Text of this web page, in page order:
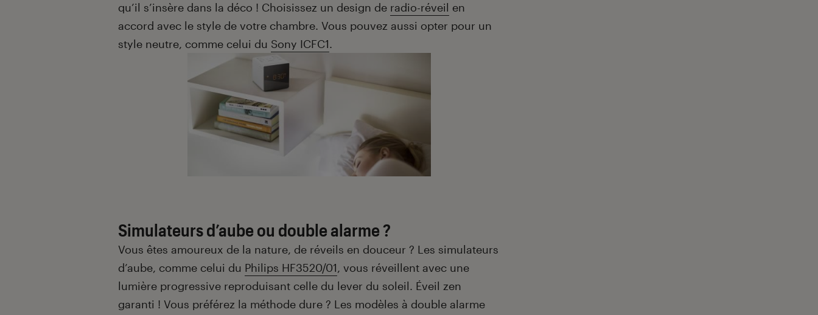
qu’il s’insère dans la déco ! Choisissez un design de radio-réveil en
accord avec le style de votre chambre. Vous pouvez aussi opter pour un
style neutre, comme celui du Sony ICFC1.
Simulateurs d’aube ou double alarme ?
Vous êtes amoureux de la nature, de réveils en douceur ? Les simulateurs
d’aube, comme celui du Philips HF3520/01, vous réveillent avec une
lumière progressive reproduisant celle du lever du soleil. Éveil zen
garanti ! Vous préférez la méthode dure ? Les modèles à double alarme